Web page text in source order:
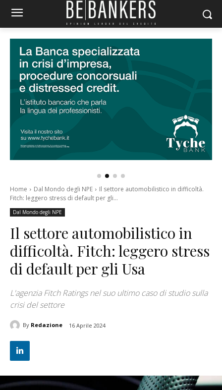
Home Dal Mondo degli NPE
Il settore automobilistico in difficoltà.
Fitch: leggero stress di default per gli...
Dal Mondo degli NPE
Il settore automobilistico in
difficoltà. Fitch: leggero stress
di default per gli Usa
L'agenzia Fitch Ratings nel suo ultimo caso di studio sulla
crisi del settore
By Redazione 16 Aprile 2024